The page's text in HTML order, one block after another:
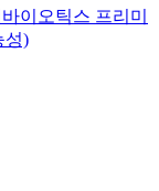
이오틱스 프리미
성)